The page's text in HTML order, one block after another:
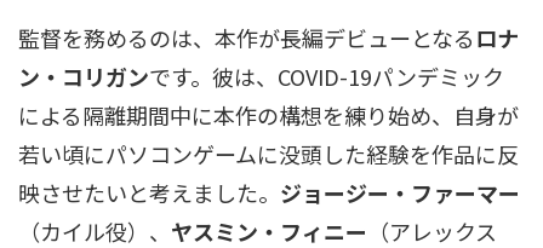
監督を務めるのは、本作が長編デビューとなるロナ
ン・コリガンです。彼は、COVID-19パンデミック
による隔離期間中に本作の構想を練り始め、自身が
若い頃にパソコンゲームに没頭した経験を作品に反
映させたいと考えました。 ジョージー・ファーマー
（カイル役）、 ヤスミン・フィニー （アレックス